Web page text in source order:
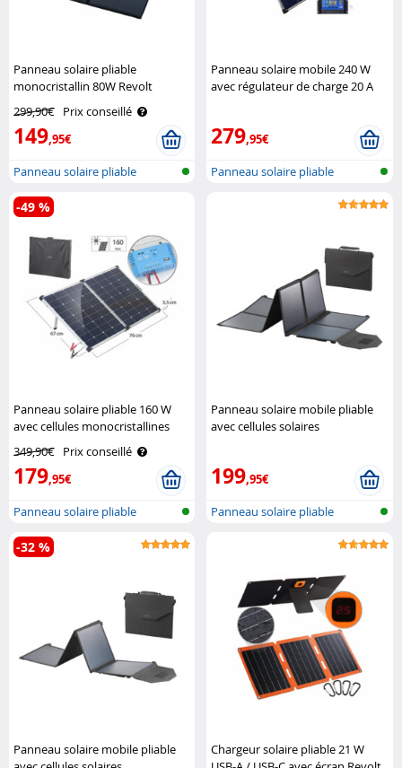
Panneau solaire pliable
monocristallin 80W Revolt
299,90€ Prix conseillé
149,95€
Panneau solaire pliable
Panneau solaire mobile 240 W
avec régulateur de charge 20 A
279,95€
Panneau solaire pliable
Panneau solaire pliable 160 W
avec cellules monocristallines
349,90€ Prix conseillé
179,95€
-49 %
Panneau solaire pliable
Panneau solaire mobile pliable
avec cellules solaires
199,95€
Panneau solaire pliable
Panneau solaire mobile pliable
-32 %
Chargeur solaire pliable 21 W